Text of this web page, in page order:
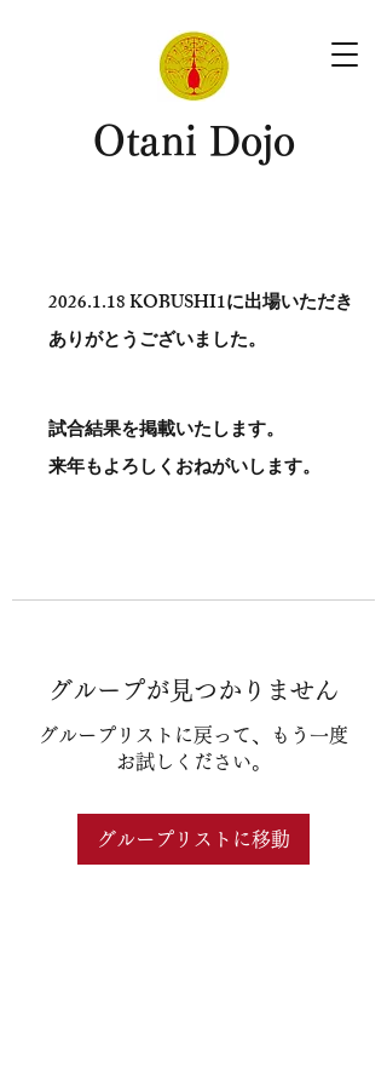
​Otani Dojo
2026.1.18KOBUSHI1に出場いただき
ありがとう​ございました。
試合結果を掲載いたします。
​来年もよろしくおねがいします。
グループが見つかりません
グループリストに戻って、もう一度
お試しください。
グループリストに移動